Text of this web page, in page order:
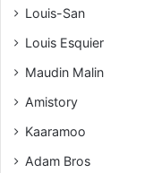
Louis-San
Louis Esquier
Maudin Malin
Amistory
Kaaramoo
Adam Bros